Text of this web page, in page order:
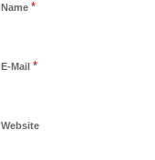
Name *
E-Mail *
Website